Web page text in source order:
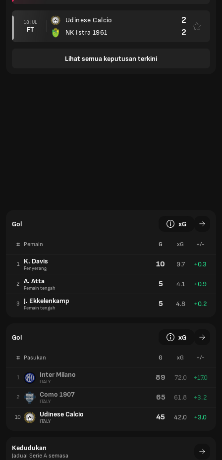
18 JUL
FT
Udinese Calcio
NK Istra 1961
2
2
Lihat semua keputusan terkini
Gol xG
# Pemain G xG +/-
1 K. Davis
Penyerang 10 9.7 +0.3
2 A. Atta
Pemain tengah 5 4.1 +0.9
3 J. Ekkelenkamp
Pemain tengah 5 4.8 +0.2
Gol xG
# Pasukan G xG +/-
1 Inter Milano
ITALY 89 72.0 +17.0
2 Como 1907
ITALY 65 61.8 +3.2
10 Udinese Calcio
ITALY 45 42.0 +3.0
Kedudukan
Jadual Serie A semasa